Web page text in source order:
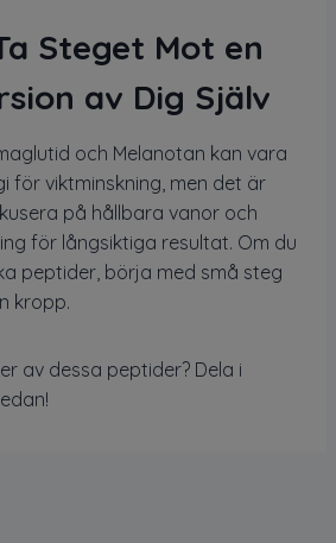
Steget Mot en
av Dig Själv
och Melanotan kan vara
för viktminskning, men det är
på hållbara vanor och
för långsiktiga resultat. Om du
peptider, börja med små steg
kropp.
av dessa peptider? Dela i